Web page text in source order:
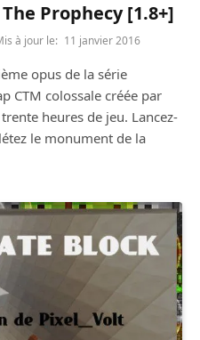
Prophecy [1.8+]
à jour le: 11 janvier 2016
opus de la série
CTM colossale créée par
heures de jeu. Lancez-
le monument de la